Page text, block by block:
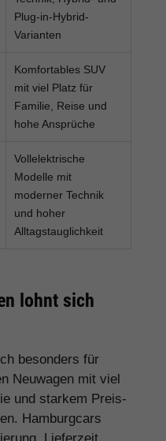
Plug-in-Hybrid-
Varianten
Komfortables SUV
mit viel Platz für
Familie, Reise und
hohe Ansprüche
Vollelektrische
Modelle mit
moderner Technik
und hoher
Alltagstauglichkeit
lohnt sich
besonders für
Neuwagen mit viel
und starkem Preis-
Hamburgcars